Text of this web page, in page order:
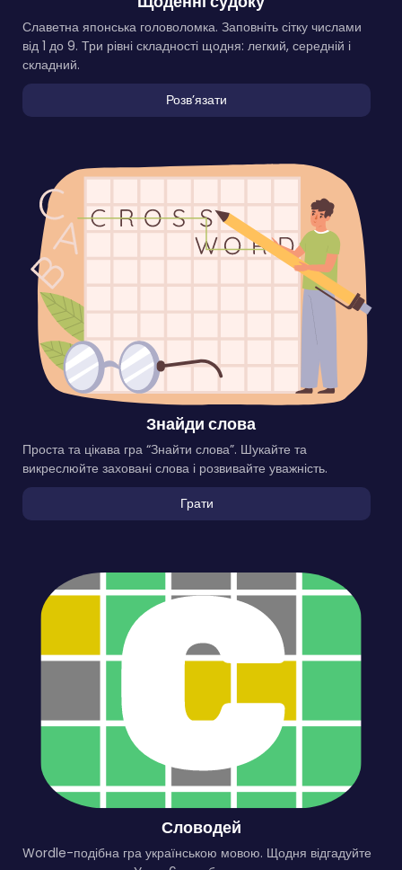
Славетна японська головоломка. Заповніть сітку числами
від 1 до 9. Три рівні складності щодня: легкий, середній і
складний.
Розвʼязати
Знайди слова
Проста та цікава гра “Знайти слова”. Шукайте та
викреслюйте заховані слова і розвивайте уважність.
Грати
Словодей
Wordle-подібна гра українською мовою. Щодня відгадуйте